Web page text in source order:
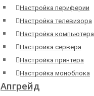
Настройка периферии
Настройка телевизора
Настройка компьютера
Настройка сервера
Настройка принтера
Настройка моноблока
Апгрейд